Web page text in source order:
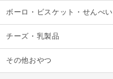
ボーロ・ビスケット・せんべい
チーズ・乳製品
その他おやつ